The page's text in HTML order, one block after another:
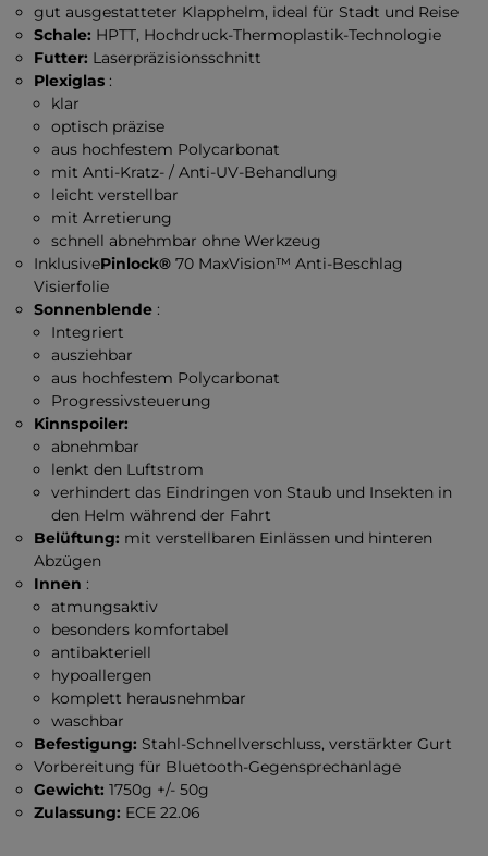
gut ausgestatteter Klapphelm, ideal für Stadt und Reise
Schale: HPTT, Hochdruck-Thermoplastik-Technologie
Futter: Laserpräzisionsschnitt
Plexiglas :
klar
optisch präzise
aus hochfestem Polycarbonat
mit Anti-Kratz- / Anti-UV-Behandlung
leicht verstellbar
mit Arretierung
schnell abnehmbar ohne Werkzeug
InklusivePinlock® 70 MaxVision™ Anti-Beschlag
Visierfolie
Sonnenblende :
Integriert
ausziehbar
aus hochfestem Polycarbonat
Progressivsteuerung
Kinnspoiler:
abnehmbar
lenkt den Luftstrom
verhindert das Eindringen von Staub und Insekten in
den Helm während der Fahrt
Belüftung: mit verstellbaren Einlässen und hinteren
Abzügen
Innen :
atmungsaktiv
besonders komfortabel
antibakteriell
hypoallergen
komplett herausnehmbar
waschbar
Befestigung: Stahl-Schnellverschluss, verstärkter Gurt
Vorbereitung für Bluetooth-Gegensprechanlage
Gewicht: 1750g +/- 50g
Zulassung: ECE 22.06